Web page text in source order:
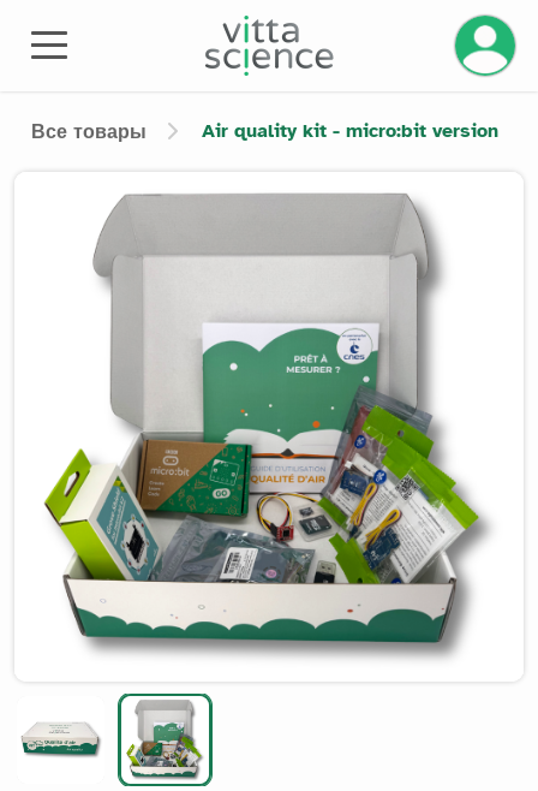
Все товары Air quality kit - micro:bit version